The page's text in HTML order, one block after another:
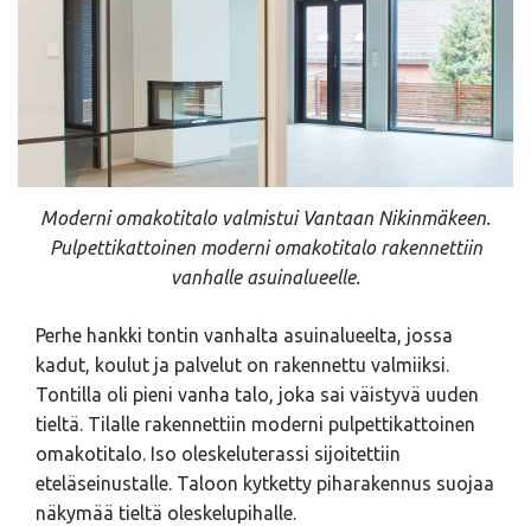
Moderni omakotitalo valmistui Vantaan Nikinmäkeen.
Pulpettikattoinen moderni omakotitalo rakennettiin
vanhalle asuinalueelle.
Perhe hankki tontin vanhalta asuinalueelta, jossa
kadut, koulut ja palvelut on rakennettu valmiiksi.
Tontilla oli pieni vanha talo, joka sai väistyvä uuden
tieltä. Tilalle rakennettiin moderni pulpettikattoinen
omakotitalo. Iso oleskeluterassi sijoitettiin
eteläseinustalle. Taloon kytketty piharakennus suojaa
näkymää tieltä oleskelupihalle.